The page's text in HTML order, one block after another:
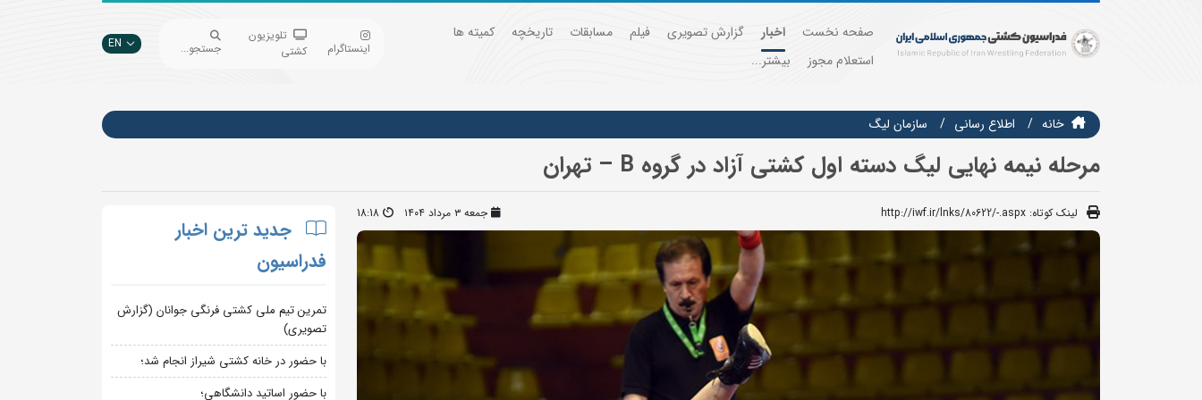
صفحه نخست اخبار گزارش تصویری فیلم مسابقات تاریخچه
کمیته ها
استعلام مجوز
بیشتر...
اینستاگرام
تلویزیون
کشتی
جستجو... EN
خانه اطلاع رسانی سازمان ليگ
مرحله نیمه نهایی لیگ دسته اول کشتی آزاد در گروه B – تهران
لینک کوتاه: http://iwf.ir/lnks/80622/-.aspx جمعه ۳ مرداد ۱۴۰۴ 18:18
جدید ترین اخبار
فدراسیون
تمرین تیم ملی کشتی فرنگی جوانان (گزارش
تصویری)
با حضور در خانه کشتی شیراز انجام شد؛
با حضور اساتید دانشگاهی؛